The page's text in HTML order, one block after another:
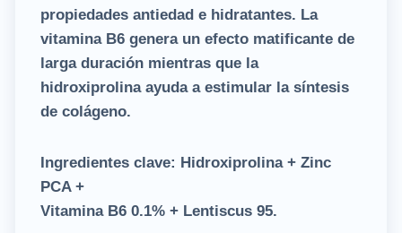
propiedades antiedad e hidratantes. La
vitamina B6 genera un efecto matificante de
larga duración mientras que la
hidroxiprolina ayuda a estimular la síntesis
de colágeno.
Ingredientes clave: Hidroxiprolina + Zinc
PCA +
Vitamina B6 0.1% + Lentiscus 95.